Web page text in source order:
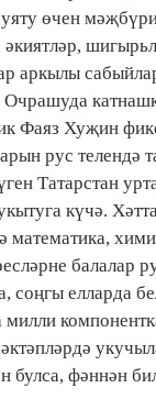
өчен
әкиятләр,
аркылы
Фаяз Хуҗин
рус телендә
Татарстан
күчә.
математика,
балалар
соңгы елларда
булса, фәннән